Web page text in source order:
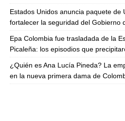
Estados Unidos anuncia paquete de
fortalecer la seguridad del Gobierno
Epa Colombia fue trasladada de la
Picaleña: los episodios que
¿Quién es Ana Lucía Pineda? La
en la nueva primera dama de